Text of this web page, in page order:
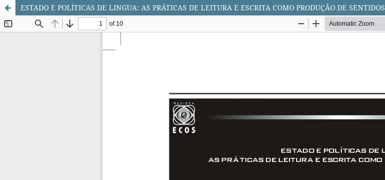
ESTADO E POLÍTICAS DE LINGUA: AS PRÁTICAS DE LEITURA E ESCRITA COMO PRODUÇÃO DE SENTIDOS